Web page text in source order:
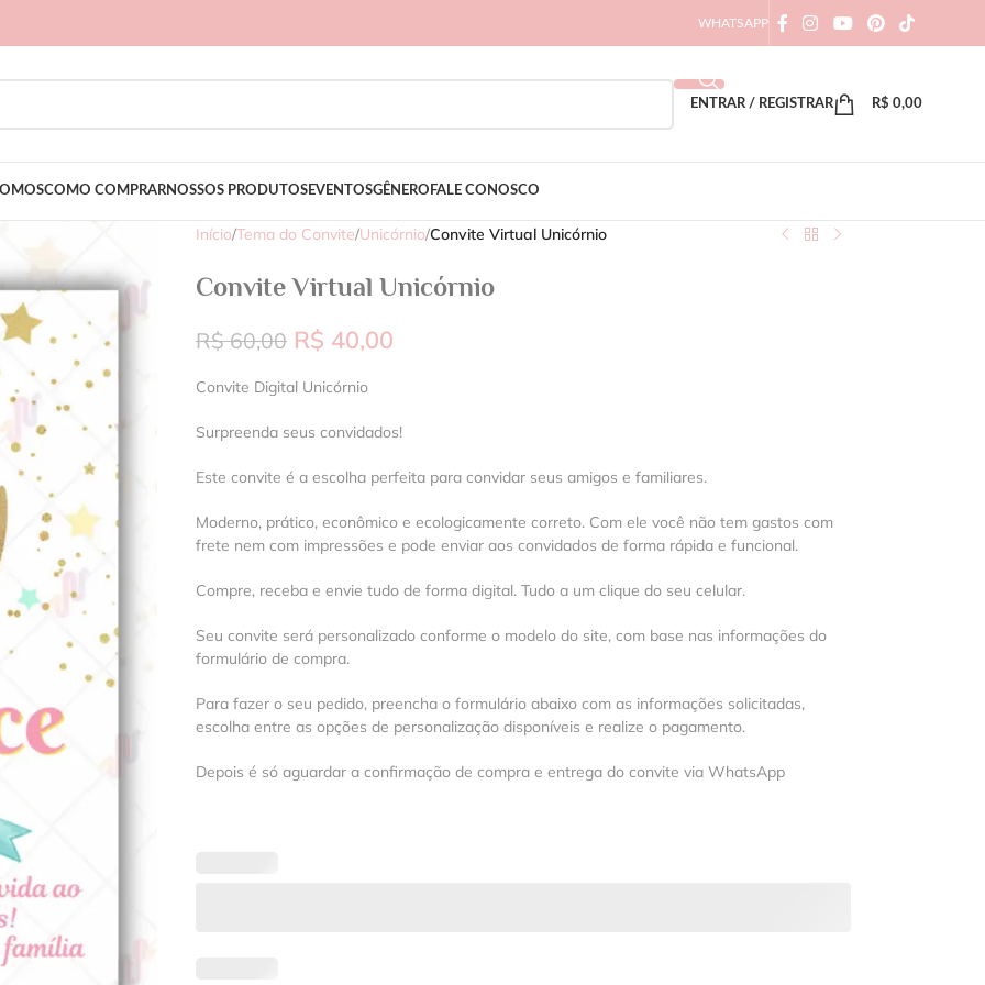
WHATSAPP
ENTRAR / REGISTRAR R$ 0,00
COMO COMPRARNOSSOS PRODUTOSEVENTOSGÊNERO FALE CONOSCO
Início/Tema do Convite/Unicórnio/Convite Virtual Unicórnio
Convite Virtual Unicórnio
R$60,00 R$ 40,00
Convite Digital Unicórnio
Surpreenda seus convidados!
Este convite é a escolha perfeita para convidar seus amigos e familiares.
Moderno, prático, econômico e ecologicamente correto. Com ele você não tem gastos com
frete nem com impressões e pode enviar aos convidados de forma rápida e funcional.
Compre, receba e envie tudo de forma digital. Tudo a um clique do seu celular.
Seu convite será personalizado conforme o modelo do site, com base nas informações do
formulário de compra.
Para fazer o seu pedido, preencha o formulário abaixo com as informações solicitadas,
escolha entre as opções de personalização disponíveis e realize o pagamento.
Depois é só aguardar a confirmação de compra e entrega do convite via WhatsApp